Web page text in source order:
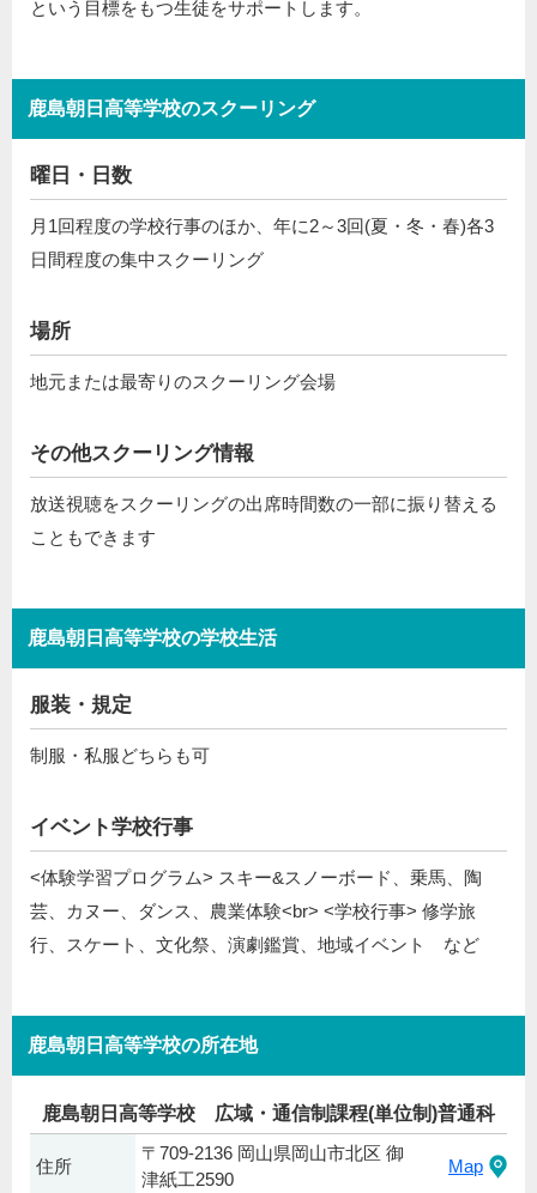
という目標をもつ生徒をサポートします。
鹿島朝日高等学校のスクーリング
曜日・日数
月1回程度の学校行事のほか、年に2～3回(夏・冬・春)各3
日間程度の集中スクーリング
場所
地元または最寄りのスクーリング会場
その他スクーリング情報
放送視聴をスクーリングの出席時間数の一部に振り替える
こともできます
鹿島朝日高等学校の学校生活
服装・規定
制服・私服どちらも可
イベント学校行事
<体験学習プログラム> スキー&スノーボード、乗馬、陶
芸、カヌー、ダンス、農業体験<br> <学校行事> 修学旅
行、スケート、文化祭、演劇鑑賞、地域イベント など
鹿島朝日高等学校の所在地
鹿島朝日高等学校 広域・通信制課程(単位制)普通科
住所
〒709-2136 岡山県岡山市北区 御
津紙工2590
Map